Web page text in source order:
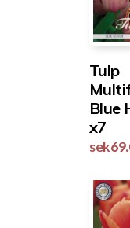
Tulp
Blue
x7
sek